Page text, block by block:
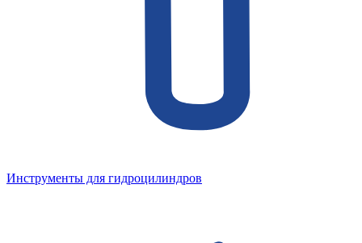
Инструменты для гидроцилиндров